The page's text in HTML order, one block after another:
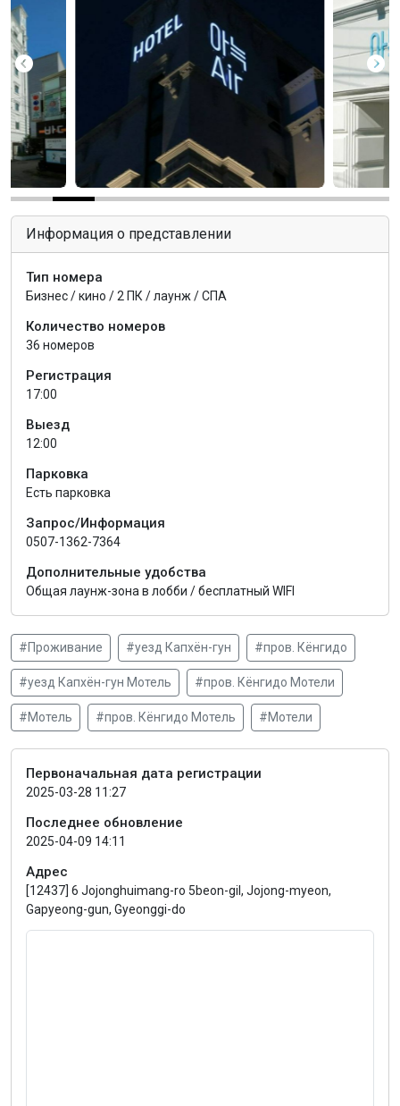
Информация о представлении
Тип номера
Бизнес / кино / 2 ПК / лаунж / СПА
Количество номеров
36 номеров
Регистрация
17:00
Выезд
12:00
Парковка
Есть парковка
Запрос/Информация
0507-1362-7364
Дополнительные удобства
Общая лаунж-зона в лобби / бесплатный WIFI
#Проживание #уезд Капхён-гун #пров. Кёнгидо
#уезд Капхён-гун Мотель #пров. Кёнгидо Мотели
#Мотель #пров. Кёнгидо Мотель #Мотели
Первоначальная дата регистрации
2025-03-28 11:27
Последнее обновление
2025-04-09 14:11
Адрес
[12437] 6 Jojonghuimang-ro 5beon-gil, Jojong-myeon,
Gapyeong-gun, Gyeonggi-do